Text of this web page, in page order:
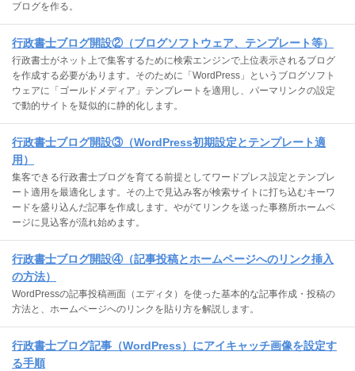
ブログを作る。
行政書士ブログ開設②（ブログソフトウェア、テンプレート等）
行政書士がネット上で集客するために検索エンジンで上位表示されるブログ
を作成する必要があります。そのために「WordPress」というブログソフト
ウェアに「ゴールドメディア」テンプレートを適用し、パーマリンクの設定
で動的サイトを疑似的に静的化します。
行政書士ブログ開設③（WordPress初期設定とテンプレート適
用）
集客できる行政書士ブログを育てる前提としてワードプレス設定とテンプレ
ート適用を最適化します。その上で見込み客が検索サイトに打ち込むキーワ
ードを盛り込んだ記事を作成します。やがてリンクを送った事務所ホームペ
ージに見込客が流れ始めます。
行政書士ブログ開設④（記事投稿とホームページへのリンク挿入
の方法）
WordPressの記事投稿画面（エディタ）を使った基本的な記事作成・投稿の
方法と、ホームページへのリンクを貼り方を解説します。
行政書士ブログ記事（WordPress）にアイキャッチ画像を設定す
る手順